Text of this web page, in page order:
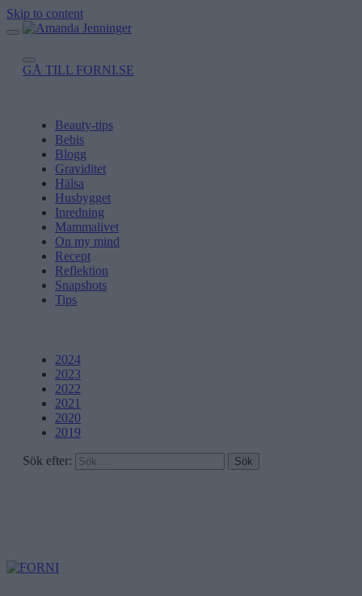
Skip to content
GÅ TILL FORNI.SE
Beauty-tips
Bebis
Blogg
Graviditet
Hälsa
Husbygget
Inredning
Mammalivet
On my mind
Recept
Reflektion
Snapshots
Tips
2024
2023
2022
2021
2020
2019
Sök efter: